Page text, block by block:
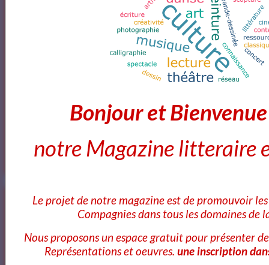
Dom Juan de Molière
Le Cid - Pierre Corneille ( AudioBook FR )
les video du jour 3
Bibliothéque Audio des livres de Théâtre 11
Bonjour et
notre Magazine litteraire
Le projet de notre magazine est de promouvoir
Compagnies dans tous les domaines de
Nous proposons un espace gratuit pour présenter
Représentations et oeuvres. une inscription